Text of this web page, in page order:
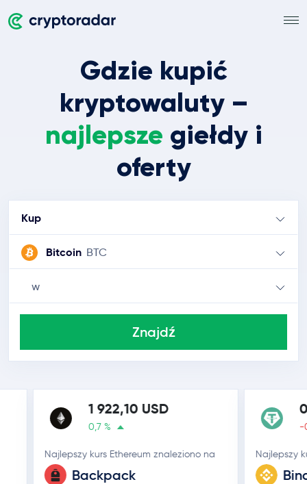
Gdzie kupić
kryptowaluty –
najlepsze giełdy i
oferty
Kup
Bitcoin BTC
w
Znajdź
1 922,10 USD
0,7 %
Najlepszy kurs Ethereum znaleziono na
Backpack
-0,0
Najlepszy kurs